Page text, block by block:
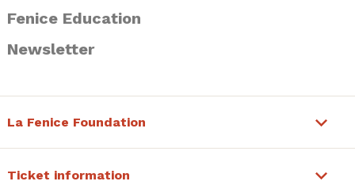
Fenice Education
Newsletter
La Fenice Foundation
Ticket information